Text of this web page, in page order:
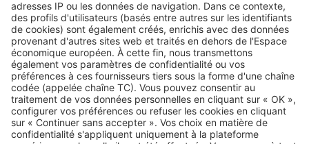
Image
Investir
Dispositif Jeanbrun : pourquoi
vous ne pourrez pas louer à votre
enfant